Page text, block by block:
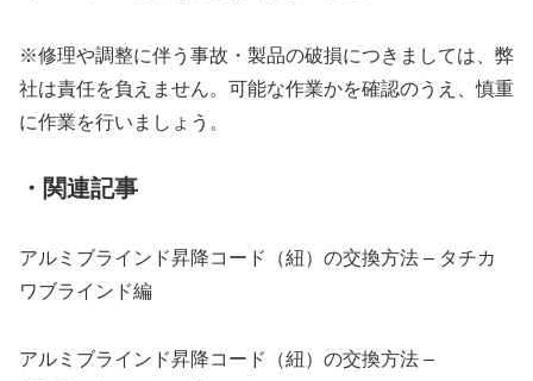
※修理や調整に伴う事故・製品の破損につきましては、弊
社は責任を負えません。可能な作業かを確認のうえ、慎重
に作業を行いましょう。
・関連記事
アルミブラインド昇降コード（紐）の交換方法 – タチカ
ワブラインド編
アルミブラインド昇降コード（紐）の交換方法 –